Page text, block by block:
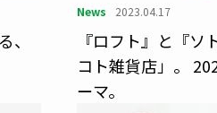
News 2023.04.17
『ロフト』と『
コト雑貨店」。
ーマ。